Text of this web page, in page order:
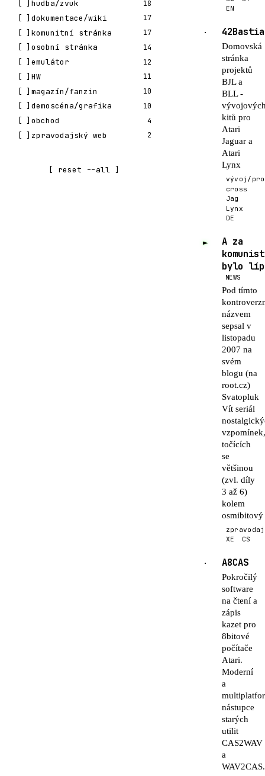
hudba/zvuk 18
dokumentace/wiki 17
komunitní stránka 17
osobní stránka 14
emulátor 12
HW 11
magazín/fanzin 10
demoscéna/grafika 10
obchod 4
zpravodajský web 2
[ reset --all ]
EN
·
Domovská
stránka
projektů
BJL a
BLL -
kitů pro
Atari
Jaguar a
Atari
Lynx
vývoj/
cross
Jag
Lynx
DE
►
A za
bylo
NEWS
Pod tímto
názvem
sepsal v
listopadu
2007 na
svém
blogu (na
root.cz)
Svatopluk
Vít seriál
točících
se
většinou
(zvl. díly
3 až 6)
kolem
osmibitový
XE
CS
· A8CAS
Pokročilý
software
na čtení a
zápis
kazet pro
8bitové
počítače
Atari.
Moderní
a
nástupce
starých
utilit
CAS2WAV
a
WAV2CAS.